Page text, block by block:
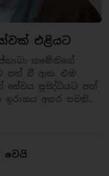
එළියට
කමේනිගේ
පත් වී ඇත. එම
සේවය ප්‍රසිද්ධියට පත්
ඉරානය අතර පවති..
වෙයි